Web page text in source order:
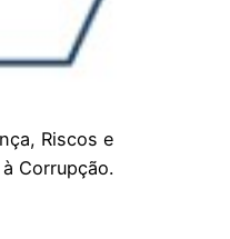
Riscos e
Corrupção.